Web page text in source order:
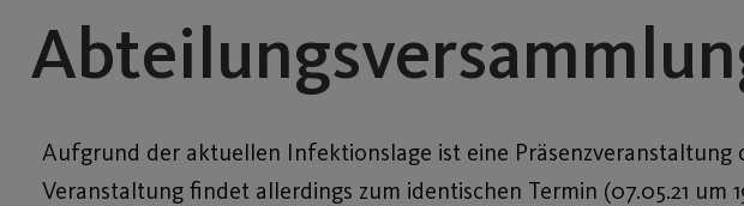
Aufgrund der aktuellen Infektionslage ist eine
Veranstaltung findet allerdings zum identischen Termin (07.05.21